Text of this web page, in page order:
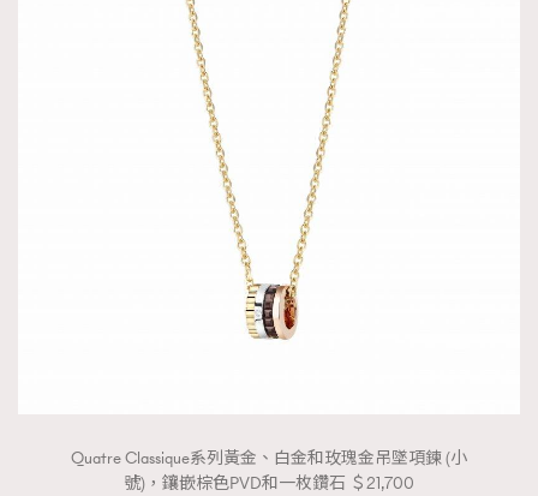
Quatre Classique系列黃金、白金和玫瑰金吊墜項鍊 (小
號)，鑲嵌棕色PVD和一枚鑽石 ＄21,700